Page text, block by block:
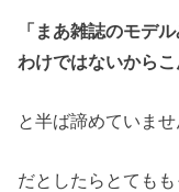
「まあ雑誌のモデ
わけではないからこ
と半ば諦めていませ
だとしたらとてもも